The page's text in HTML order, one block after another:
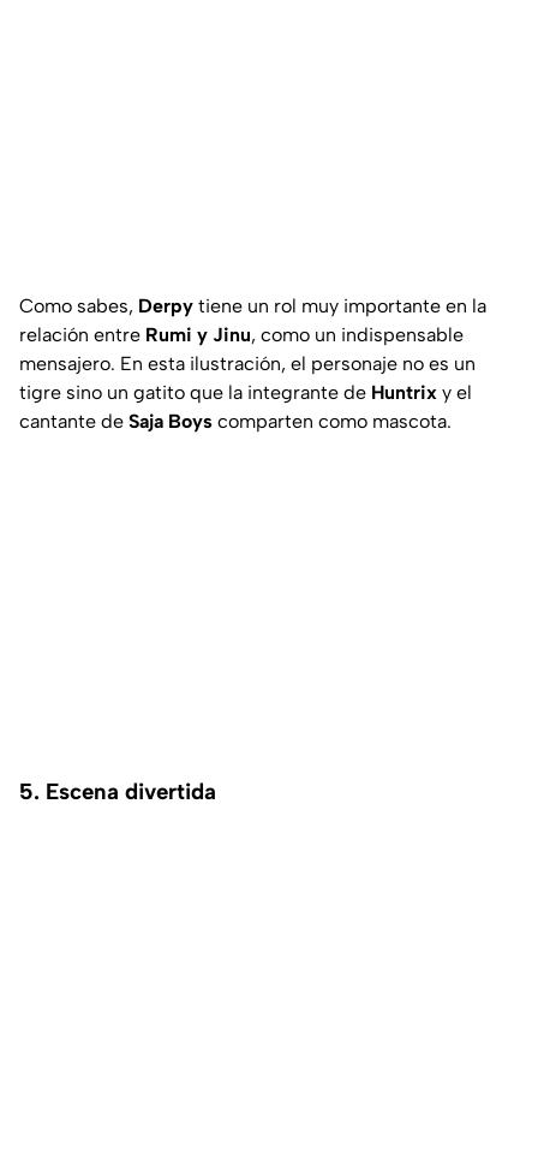
Como sabes, Derpy tiene un rol muy importante en la
relación entre Rumi y Jinu, como un indispensable
mensajero. En esta ilustración, el personaje no es un
tigre sino un gatito que la integrante de Huntrix y el
cantante de Saja Boys comparten como mascota.
5. Escena divertida